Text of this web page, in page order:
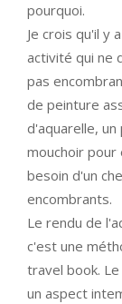
pourquoi.
Je crois qu'il y
activité qui ne
pas
de peinture
d'aquarelle,
mouchoir
besoin d'un
encombrants.
Le rendu de
c'est une
travel book.
un aspect